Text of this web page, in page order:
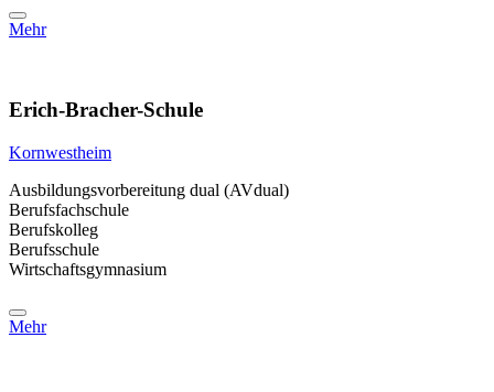
Mehr
Erich-Bracher-Schule
Kornwestheim
Ausbildungsvorbereitung dual (AVdual)
Berufsfachschule
Berufskolleg
Berufsschule
Wirtschaftsgymnasium
Mehr